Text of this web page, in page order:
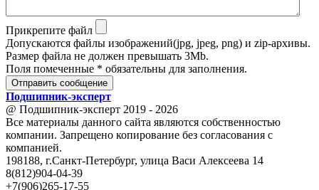
Прикрепите файл
Допускаются файлы изображений(jpg, jpeg, png) и zip-архивы.
Размер файла не должен превышать 3Mb.
Поля помеченные * обязательны для заполнения.
Отправить сообщение
Подшипник-эксперт
@ Подшипник-эксперт 2019 - 2026
Все материалы данного сайта являются собственностью
компании. Запрещено копирование без согласования с
компанией.
198188, г.Санкт-Петербург, улица Васи Алексеева 14
8(812)904-04-39
+7(906)265-17-55